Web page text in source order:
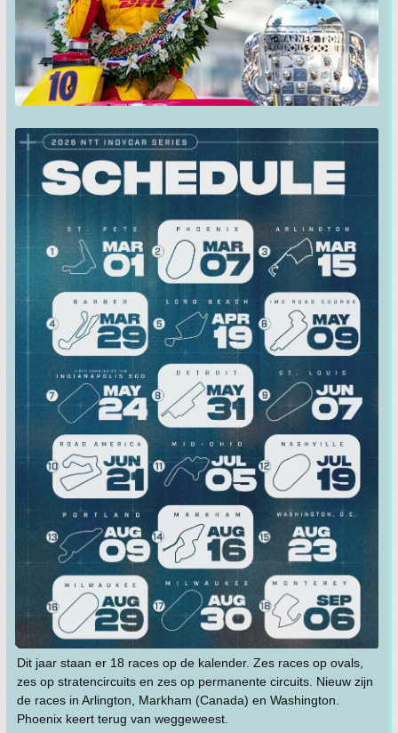
Dit jaar staan er 18 races op de kalender. Zes races op ovals,
zes op stratencircuits en zes op permanente circuits. Nieuw zijn
de races in Arlington, Markham (Canada) en Washington.
Phoenix keert terug van weggeweest.